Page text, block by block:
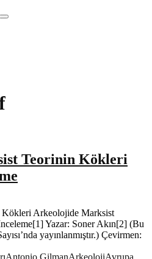
Search
Teorinin Kökleri
Arkeolojide Marksist
Yazar: Soner Akın[2] (Bu
yayınlanmıştır.) Çevirmen:
Antonio GilmanArkeolojiAvrupa